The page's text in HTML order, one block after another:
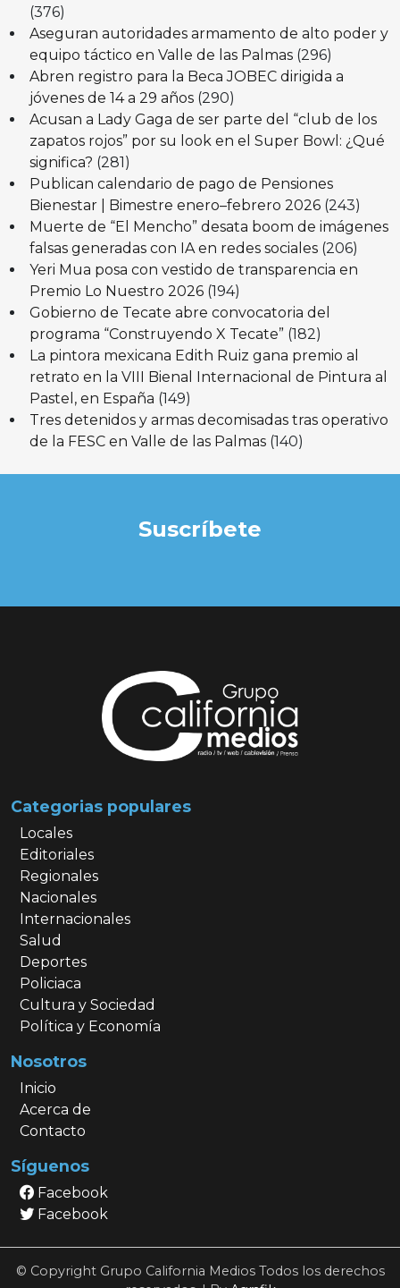
(376)
Aseguran autoridades armamento de alto poder y
equipo táctico en Valle de las Palmas (296)
Abren registro para la Beca JOBEC dirigida a
jóvenes de 14 a 29 años (290)
Acusan a Lady Gaga de ser parte del “club de los
zapatos rojos” por su look en el Super Bowl: ¿Qué
significa? (281)
Publican calendario de pago de Pensiones
Bienestar | Bimestre enero–febrero 2026 (243)
Muerte de “El Mencho” desata boom de imágenes
falsas generadas con IA en redes sociales (206)
Yeri Mua posa con vestido de transparencia en
Premio Lo Nuestro 2026 (194)
Gobierno de Tecate abre convocatoria del
programa “Construyendo X Tecate” (182)
La pintora mexicana Edith Ruiz gana premio al
retrato en la VIII Bienal Internacional de Pintura al
Pastel, en España (149)
Tres detenidos y armas decomisadas tras operativo
de la FESC en Valle de las Palmas (140)
Suscríbete
Categorias populares
Locales
Editoriales
Regionales
Nacionales
Internacionales
Salud
Deportes
Policiaca
Cultura y Sociedad
Política y Economía
Nosotros
Inicio
Acerca de
Contacto
Síguenos
Facebook
Facebook
© Copyright Grupo California Medios Todos los derechos